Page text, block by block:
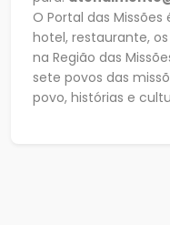
O Portal das
hotel, restaurante,
na Região das
sete povos das
povo, histórias e